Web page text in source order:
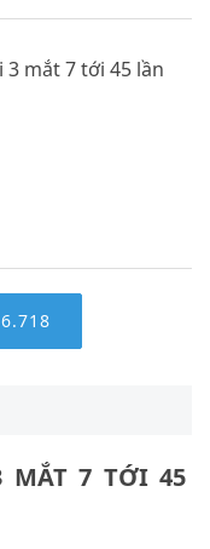
3 mắt 7 tới 45 lần
MẮT 7 TỚI 45